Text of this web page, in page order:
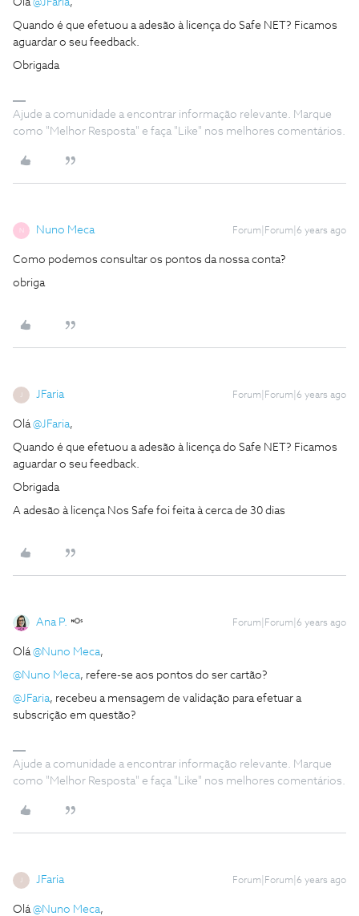
Olá@JFaria,
Quando é que efetuou a adesão à licença do Safe NET? Ficamos
aguardar o seu feedback.
Obrigada
Ajude a comunidade a encontrar informação relevante. Marque
como "Melhor Resposta" e faça "Like" nos melhores comentários.
N Nuno Meca Forum|Forum|6 years ago
Como podemos consultar os pontos da nossa conta?
obriga
JFaria Forum|Forum|6 years ago
Olá@JFaria,
Quando é que efetuou a adesão à licença do Safe NET? Ficamos
aguardar o seu feedback.
Obrigada
A adesão à licença Nos Safe foi feita à cerca de 30 dias
Ana P. Forum|Forum|6 years ago
Olá@Nuno Meca,
@Nuno Meca, refere-se aos pontos do ser cartão?
@JFaria, recebeu a mensagem de validação para efetuar a
subscrição em questão?
Ajude a comunidade a encontrar informação relevante. Marque
como "Melhor Resposta" e faça "Like" nos melhores comentários.
JFaria Forum|Forum|6 years ago
Olá@Nuno Meca,